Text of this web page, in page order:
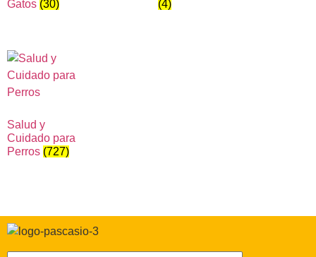
Gatos (30)
(4)
Salud y
Cuidado para
Perros (727)